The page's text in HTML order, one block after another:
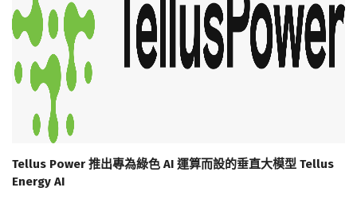
Tellus Power 推出專為綠色 AI 運算而設的垂直大模型 Tellus
Energy AI